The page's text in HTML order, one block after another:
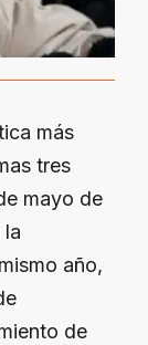
más
tres
mayo de
la
año,
de